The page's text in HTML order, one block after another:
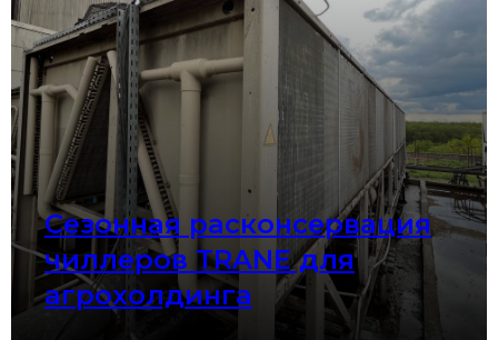
Сезонная расконсервация
чиллеров TRANE для
агрохолдинга